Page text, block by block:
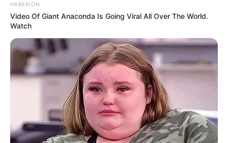
HABERION
Video Of Giant Anaconda Is Going Viral All Over The World.
Watch